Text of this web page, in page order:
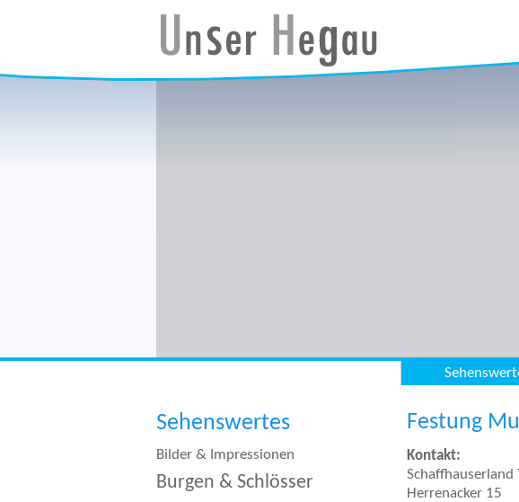
Sehenswertes
Bilder & Impressionen
Burgen & Schlösser
Festung
Kontakt:
Schaffhauserland
Herrenacker 15